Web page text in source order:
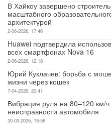
В Хайкоу завершено
масштабного
архитектурой
2-06-2026, 17:46
Huawei подтвердила
всех смартфонах Nova 16
2-06-2026, 12:18
Юрий Куклачев: борьба с
жизни через кошек
7-04-2026, 20:41
Вибрация руля на 80–120 км/
неисправности автомобиля
30-03-2026, 19:58